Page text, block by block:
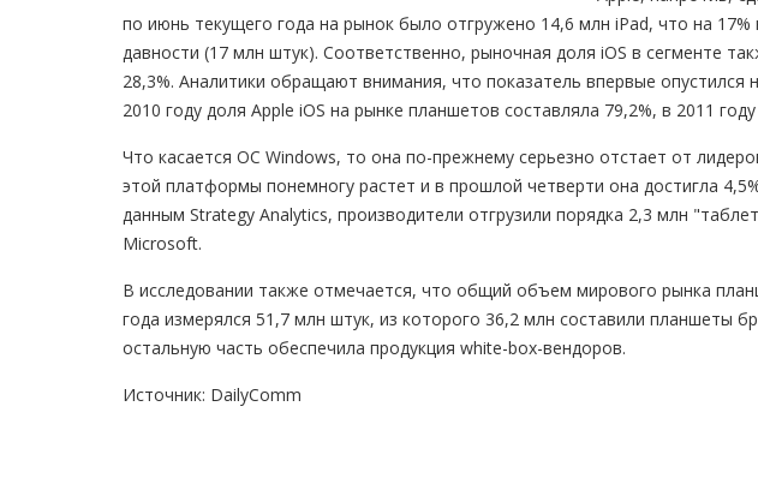
по июнь текущего года на рынок было отгружено 14,6 млн iPad, что на 17%
давности (17 млн штук). Соответственно, рыночная доля iOS в сегменте
28,3%. Аналитики обращают внимания, что показатель впервые опустился
2010 году доля Apple iOS на рынке планшетов составляла 79,2%, в 2011
Что касается ОС Windows, то она по-прежнему серьезно отстает от
этой платформы понемногу растет и в прошлой четверти она достигла
данным Strategy Analytics, производители отгрузили порядка 2,3 млн
Microsoft.
В исследовании также отмечается, что общий объем мирового рынка
года измерялся 51,7 млн штук, из которого 36,2 млн составили планшеты
остальную часть обеспечила продукция white-box-вендоров.
Источник: DailyComm